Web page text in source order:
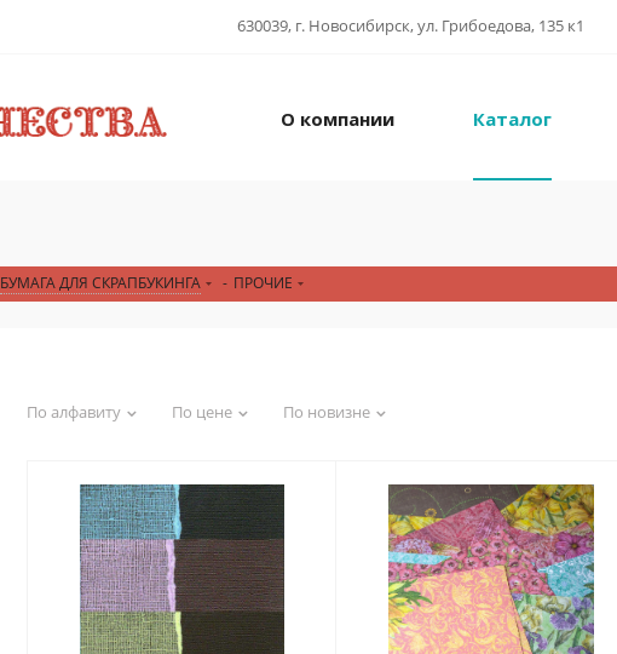
630039, г. Новосибирск, ул. Грибоедова, 135 к1
О компании Каталог
БУМАГА ДЛЯ СКРАПБУКИНГА - ПРОЧИЕ
По алфавиту По цене По новизне